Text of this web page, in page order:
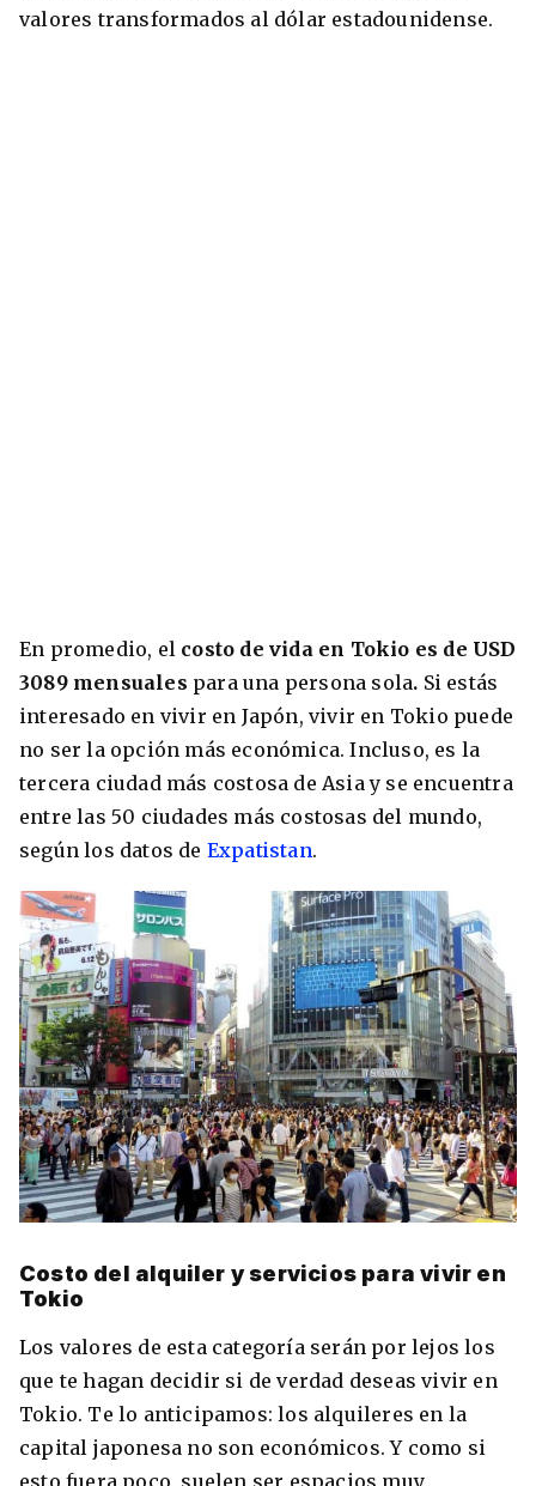
valores transformados al dólar estadounidense.
En promedio, el costo de vida en Tokio es de USD
3089 mensuales para una persona sola. Si estás
interesado en vivir en Japón, vivir en Tokio puede
no ser la opción más económica. Incluso, es la
tercera ciudad más costosa de Asia y se encuentra
entre las 50 ciudades más costosas del mundo,
según los datos de Expatistan.
Costo del alquiler y servicios para vivir en
Tokio
Los valores de esta categoría serán por lejos los
que te hagan decidir si de verdad deseas vivir en
Tokio. Te lo anticipamos: los alquileres en la
capital japonesa no son económicos. Y como si
esto fuera poco, suelen ser espacios muy